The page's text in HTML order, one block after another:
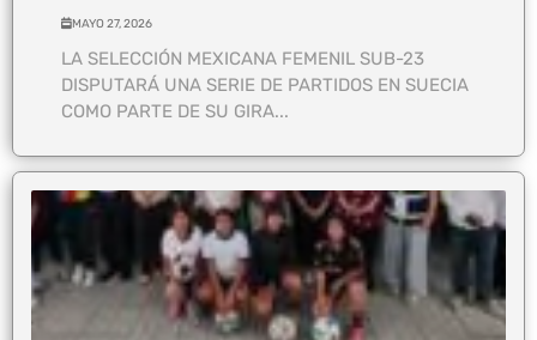
MAYO 27, 2026
LA SELECCIÓN MEXICANA FEMENIL SUB-23
DISPUTARÁ UNA SERIE DE PARTIDOS EN SUECIA
COMO PARTE DE SU GIRA...